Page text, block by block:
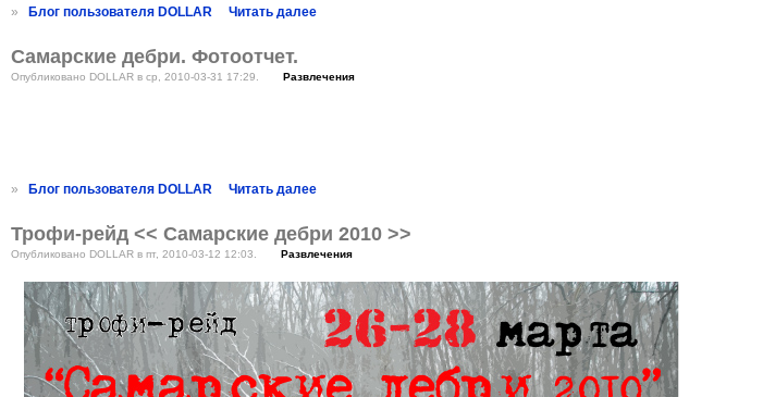
» Блог пользователя DOLLAR Читать далее
Самарские дебри. Фотоотчет.
Опубликовано DOLLAR в ср, 2010-03-31 17:29. Развлечения
» Блог пользователя DOLLAR Читать далее
Трофи-рейд << Самарские дебри 2010 >>
Опубликовано DOLLAR в пт, 2010-03-12 12:03. Развлечения